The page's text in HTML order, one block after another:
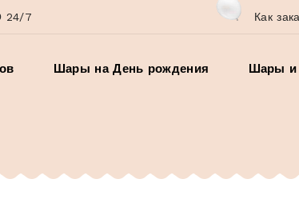
24/7 Как
Шары на День рождения Шары и